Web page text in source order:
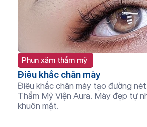
Phun xăm thẩm mỹ
Điêu khắc chân mày
Điêu khắc chân mày tạo đường
Thẩm Mỹ Viện Aura. Mày đẹp tự
khuôn mặt.